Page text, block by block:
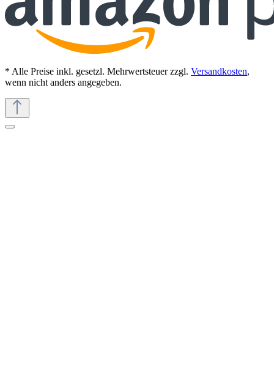
* Alle Preise inkl. gesetzl. Mehrwertsteuer zzgl. Versandkosten,
wenn nicht anders angegeben.